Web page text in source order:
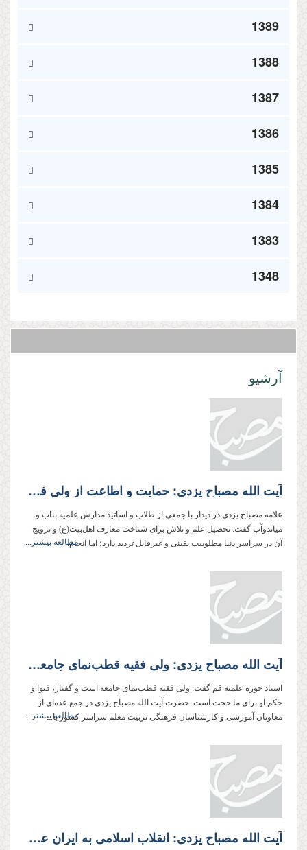
1389
1388
1387
1386
1385
1384
1383
1348
آرشیو
آیت الله مصباح یزدی: حمایت و اطاعت از ولی فقیه بزرگ‌ترین وظیفه اجتماعی همه ماست
علامه مصباح یزدی در دیدار با جمعی از طلاب و اساتید مدارس علمیه بناب و
میاندوآب گفت: تحصیل علم و تلاش برای شناخت معارف اهل‌بیت(ع) و ترویج
آن در سراسر دنیا مطلوبیت یقینی و غیرقابل تردید دارد؛ اما انجام...مطالعه بیشتر...
آیت الله مصباح یزدی: ولی فقیه قطب‌نمای جامعه است
استاد حوزه علمیه قم گفت: ولی فقیه قطب‌نمای جامعه است و گفتار، فتوا و
حكم او برای ما حجت است. حضرت آیت الله مصباح یزدی در جمع عده‌ای از
معاونان آموزشی و كارشناسان فرهنگی تربیت معلم سراسر كشور با...
مطالعه بیشتر...
آیت الله مصباح یزدی: انقلاب اسلامی به ایران عزت بخشید